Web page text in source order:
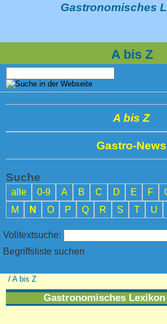
Gastronomisches
A bis Z
A bis Z
Gastro-News
Suche
alle 0-9 A B C D E F
M
N O P Q R S T U
Volltextsuche:
Begriffsliste suchen
/ A bis Z
Gastronomisches